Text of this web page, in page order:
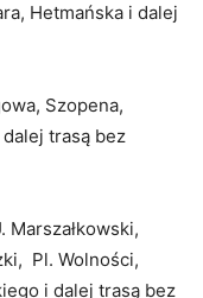
Hetmańska i dalej
Szopena,
trasą bez
Marszałkowski,
Pl. Wolności,
i dalej trasą bez